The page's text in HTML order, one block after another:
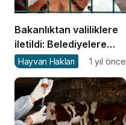
Bakanlıktan valiliklere
iletildi: Belediyelere
sahipsiz köpek başına
Hayvan Hakları 1 yıl önce